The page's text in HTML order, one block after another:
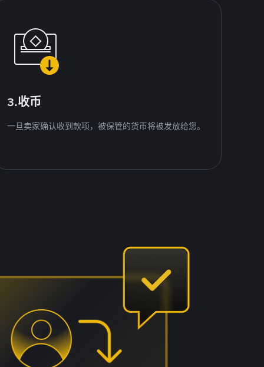
3.收币
一旦卖家确认收到款项，被保管的货币将被发放给您。